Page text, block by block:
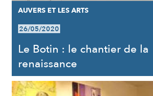
AUVERS ET LES ARTS
26/05/2020
Le Botin : le chantier de la
renaissance